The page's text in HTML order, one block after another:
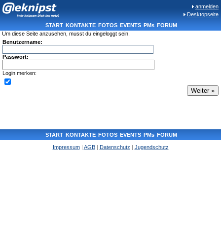
anmelden
Desktopseite
START KONTAKTE FOTOS EVENTS PMs FORUM
Um diese Seite anzusehen, musst du eingeloggt sein.
Benutzername:
Passwort:
Login merken:
START KONTAKTE FOTOS EVENTS PMs FORUM
Impressum| AGB| Datenschutz | Jugendschutz